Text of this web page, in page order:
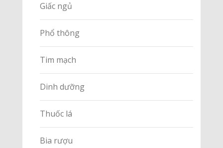
Giấc ngủ
Phổ thông
Tim mạch
Dinh dưỡng
Thuốc lá
Bia rượu